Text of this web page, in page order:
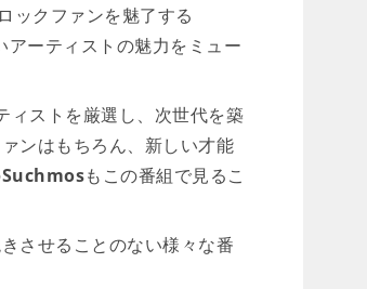
ックファンを魅了する
ーティストの魅力をミュー
ィストを厳選し、次世代を築
ンはもちろん、新しい才能
Suchmosもこの番組で見るこ
させることのない様々な番